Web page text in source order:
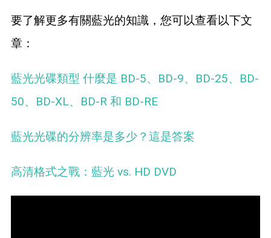
要了解更多有關藍光的知識，您可以查看以下文
章：
藍光光碟類型 什麼是 BD-5、BD-9、BD-25、BD-
50、BD-XL、BD-R 和 BD-RE
藍光光碟的分辨率是多少？這是答案
高清格式之戰：藍光 vs. HD DVD